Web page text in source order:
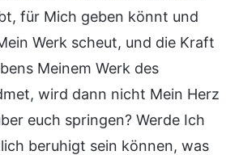
für Mich geben könnt und
Werk scheut, und die Kraft
Meinem Werk des
wird dann nicht Mein Herz
euch springen? Werde Ich
beruhigt sein können, was